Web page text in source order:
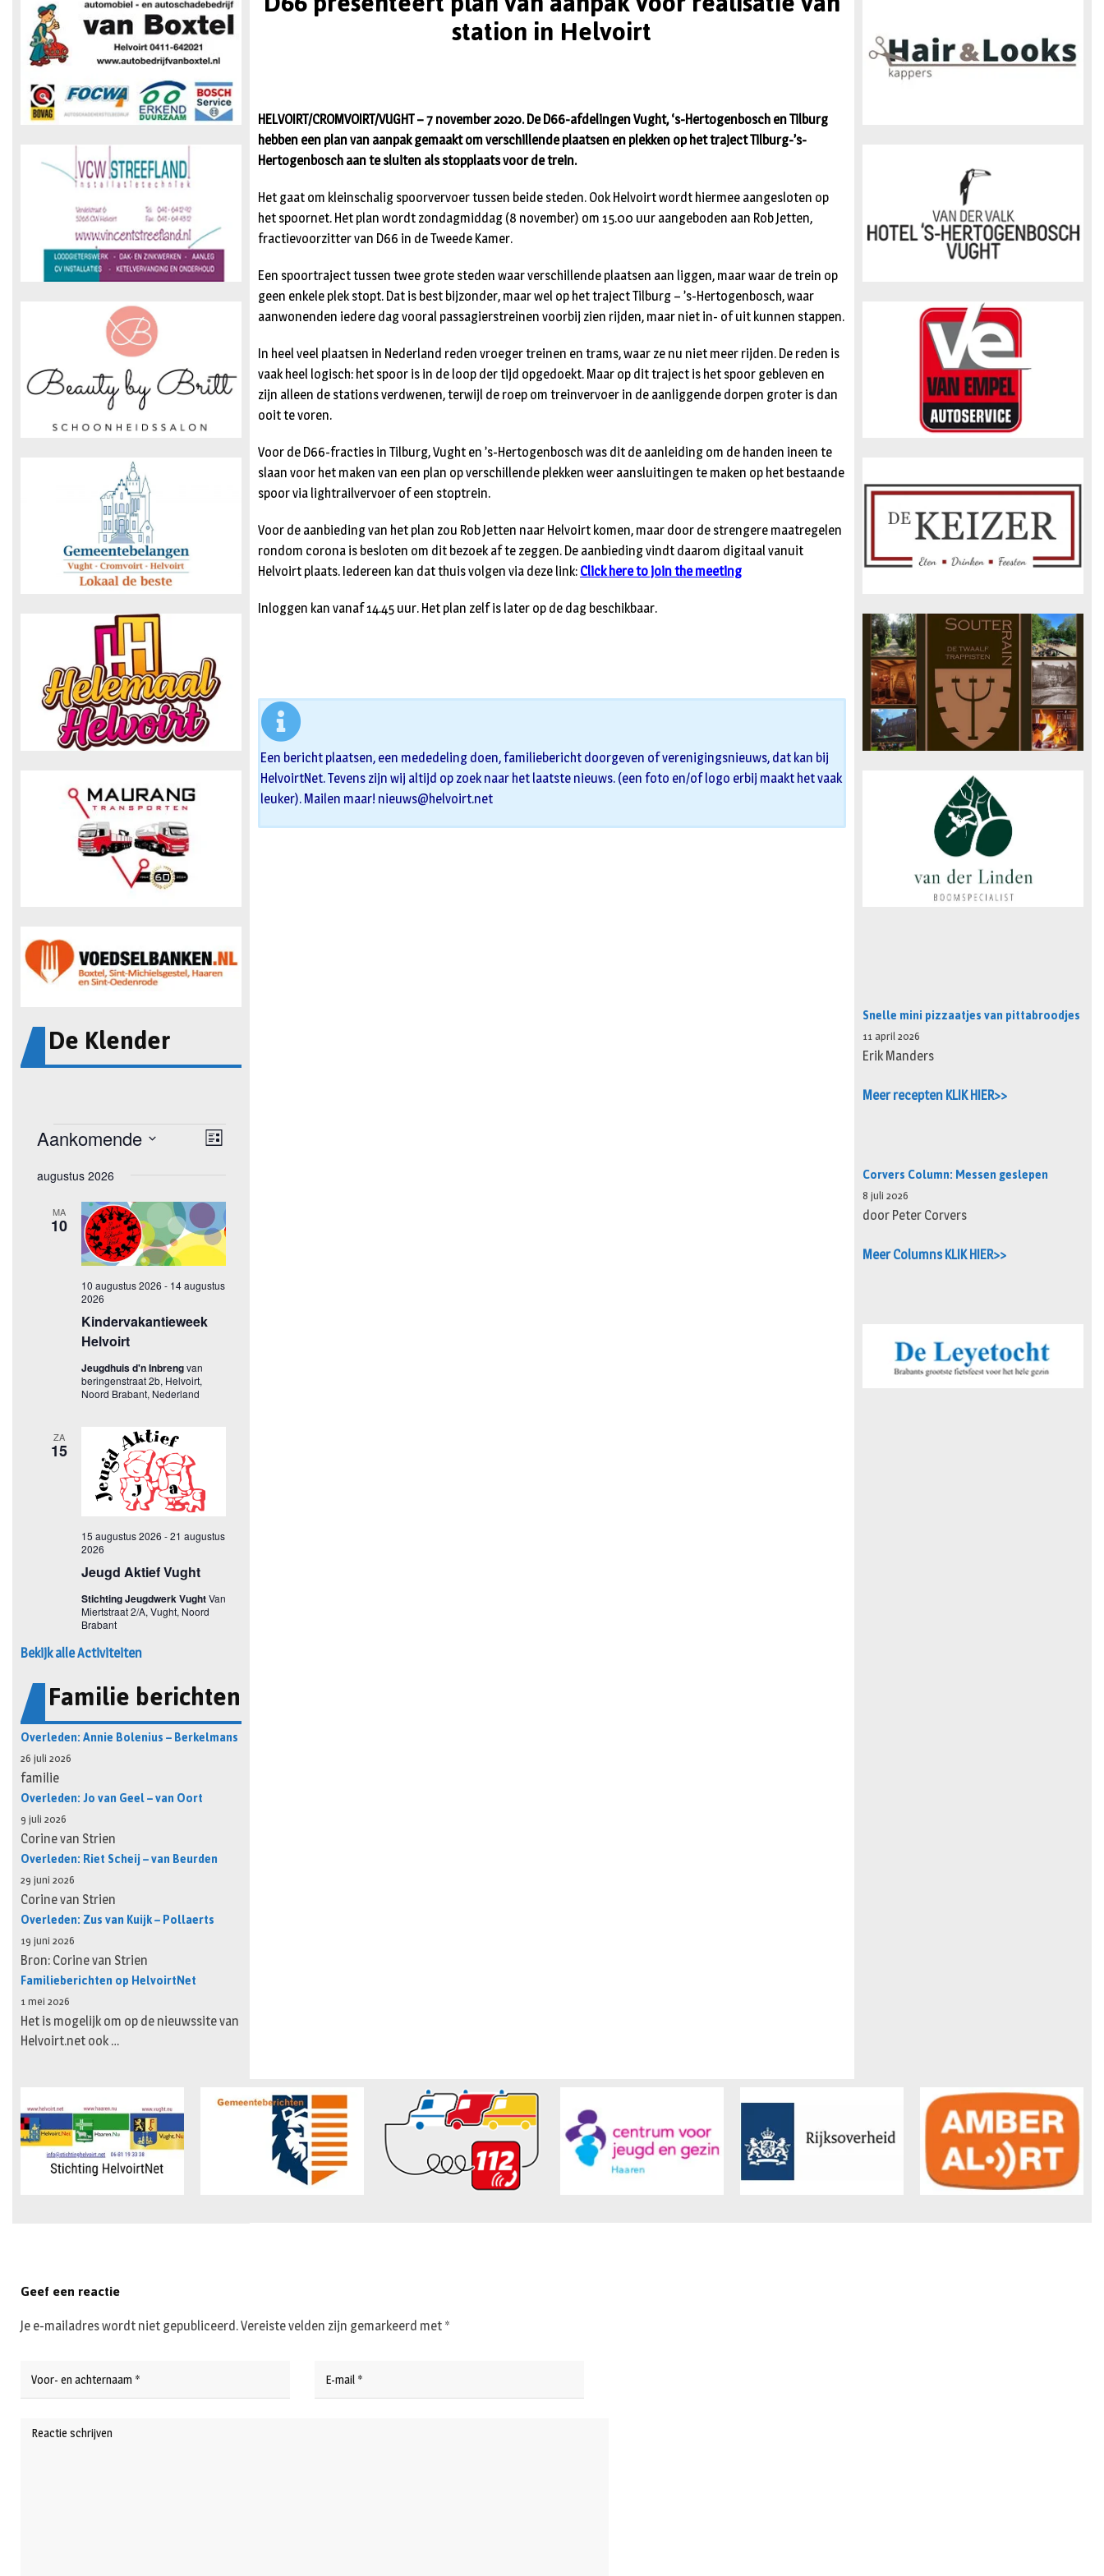
De Klender
Bekijk alle Activiteiten
Familie berichten
Overleden: Annie Bolenius – Berkelmans
26 juli 2026
familie
Overleden: Jo van Geel – van Oort
9 juli 2026
Corine van Strien
Overleden: Riet Scheij – van Beurden
29 juni 2026
Corine van Strien
Overleden: Zus van Kuijk – Pollaerts
19 juni 2026
Bron: Corine van Strien
Familieberichten op HelvoirtNet
1 mei 2026
Het is mogelijk om op de nieuwssite van
Helvoirt.net ook …
station in Helvoirt
HELVOIRT/CROMVOIRT/VUGHT – 7 november 2020. De D66-afdelingen Vught, ‘s-Hertogenbosch en Tilburg
hebben een plan van aanpak gemaakt om verschillende plaatsen en plekken op het traject Tilburg-’s-
Hertogenbosch aan te sluiten als stopplaats voor de trein.
Het gaat om kleinschalig spoorvervoer tussen beide steden. Ook Helvoirt wordt hiermee aangesloten op
het spoornet. Het plan wordt zondagmiddag (8 november) om 15.00 uur aangeboden aan Rob Jetten,
fractievoorzitter van D66 in de Tweede Kamer.
Een spoortraject tussen twee grote steden waar verschillende plaatsen aan liggen, maar waar de trein op
geen enkele plek stopt. Dat is best bijzonder, maar wel op het traject Tilburg – ’s-Hertogenbosch, waar
aanwonenden iedere dag vooral passagierstreinen voorbij zien rijden, maar niet in- of uit kunnen stappen.
In heel veel plaatsen in Nederland reden vroeger treinen en trams, waar ze nu niet meer rijden. De reden is
vaak heel logisch: het spoor is in de loop der tijd opgedoekt. Maar op dit traject is het spoor gebleven en
zijn alleen de stations verdwenen, terwijl de roep om treinvervoer in de aanliggende dorpen groter is dan
ooit te voren.
Voor de D66-fracties in Tilburg, Vught en ’s-Hertogenbosch was dit de aanleiding om de handen ineen te
slaan voor het maken van een plan op verschillende plekken weer aansluitingen te maken op het bestaande
spoor via lightrailvervoer of een stoptrein.
Voor de aanbieding van het plan zou Rob Jetten naar Helvoirt komen, maar door de strengere maatregelen
rondom corona is besloten om dit bezoek af te zeggen. De aanbieding vindt daarom digitaal vanuit
Helvoirt plaats. Iedereen kan dat thuis volgen via deze link: Click here to join the meeting
Inloggen kan vanaf 14.45 uur. Het plan zelf is later op de dag beschikbaar.
Een bericht plaatsen, een mededeling doen, familiebericht doorgeven of verenigingsnieuws, dat kan bij
HelvoirtNet. Tevens zijn wij altijd op zoek naar het laatste nieuws. (een foto en/of logo erbij maakt het vaak
leuker). Mailen maar! nieuws@helvoirt.net
Snelle mini pizzaatjes van pittabroodjes
11 april 2026
Erik Manders
Meer recepten KLIK HIER>>
Corvers Column: Messen geslepen
8 juli 2026
door Peter Corvers
Meer Columns KLIK HIER>>
Geef een reactie
Je e-mailadres wordt niet gepubliceerd.Vereiste velden zijn gemarkeerd met *